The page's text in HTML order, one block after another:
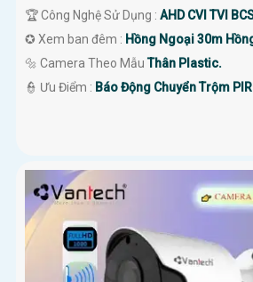
🏆 Công Nghệ Sử Dụng : AHD CVI TVI
✪ Xem ban đêm : Hồng Ngoại 30m
🔩 Camera Theo MẫuThân Plastic.
️👮 Ưu Điểm : Báo Động Chuyển Trộm